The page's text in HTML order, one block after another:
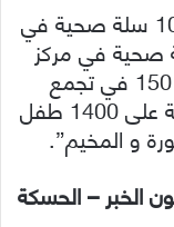
وأضاف الخضر انه “تم أيضا توزيع 100 سلة صحية في
للنازحين و 150 سلة صحية في مركز
أبو خشب و 150 في مجمع الريان و 150 في تجمع
قرية خربة التمر مع توزيع مواد تغذوية على 1400 طفل
الخبر – الحسكة